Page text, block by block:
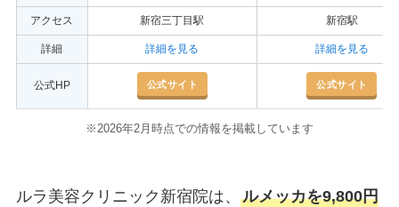
アクセス 新宿三丁目駅 新宿駅
詳細 詳細を見る 詳細を見る
公式HP 公式サイト 公式サイト
※2026年2月時点での情報を掲載しています
ルラ美容クリニック新宿院は、 ルメッカを9,800円